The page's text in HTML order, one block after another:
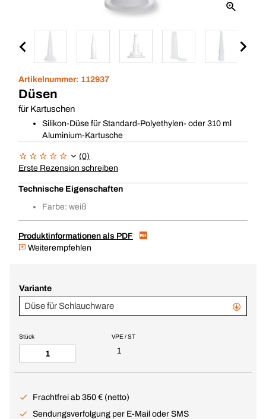
Artikelnummer: 112937
Düsen
für Kartuschen
Silikon-Düse für Standard-Polyethylen- oder 310 ml
Aluminium-Kartusche
(0)
Erste Rezension schreiben
Technische Eigenschaften
Farbe: weiß
Produktinformationen als PDF
Weiterempfehlen
Variante
Düse für Schlauchware
VPE / ST
1
Stück
Frachtfrei ab 350 € (netto)
Sendungsverfolgung per E-Mail oder SMS